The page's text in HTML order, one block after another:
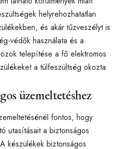
helyrehozhatatlan
és akár tűzveszélyt is
védők használata és a
telepítése a fő elektromos
a túlfeszültség okozta
üzemeltetéshez
fontos, hogy
utasításait a biztonságos
készülékek biztonságos